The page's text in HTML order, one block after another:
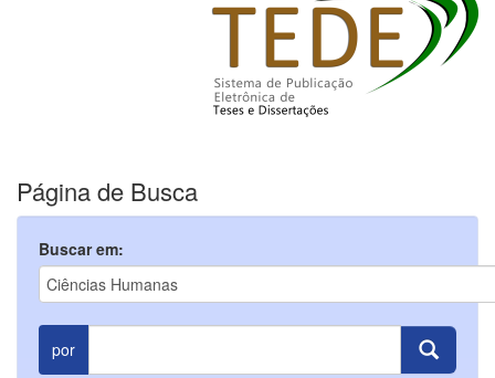
Página de Busca
Buscar em:
por